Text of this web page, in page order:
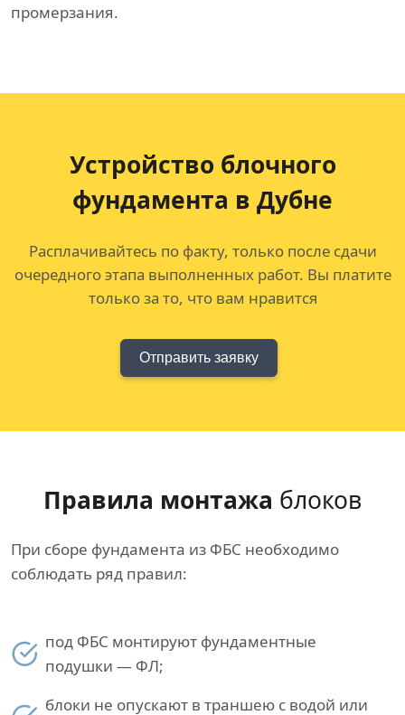
промерзания.
Устройство блочного
фундамента в Дубне
Расплачивайтесь по факту, только после сдачи
очередного этапа выполненных работ. Вы платите
только за то, что вам нравится
Отправить заявку
Правила монтажа блоков
При сборе фундамента из ФБС необходимо
соблюдать ряд правил:
под ФБС монтируют фундаментные
подушки — ФЛ;
блоки не опускают в траншею с водой или